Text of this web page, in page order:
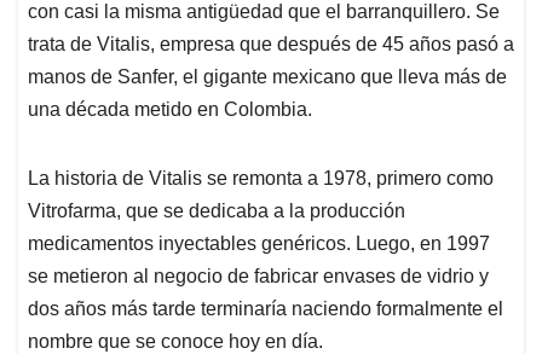
con casi la misma antigüedad que el barranquillero. Se
trata de Vitalis, empresa que después de 45 años pasó a
manos de Sanfer, el gigante mexicano que lleva más de
una década metido en Colombia.
La historia de Vitalis se remonta a 1978, primero como
Vitrofarma, que se dedicaba a la producción
medicamentos inyectables genéricos. Luego, en 1997
se metieron al negocio de fabricar envases de vidrio y
dos años más tarde terminaría naciendo formalmente el
nombre que se conoce hoy en día.